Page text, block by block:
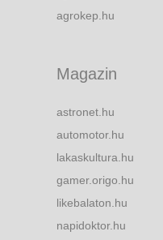
agrokep.hu
Magazin
astronet.hu
automotor.hu
lakaskultura.hu
gamer.origo.hu
likebalaton.hu
napidoktor.hu